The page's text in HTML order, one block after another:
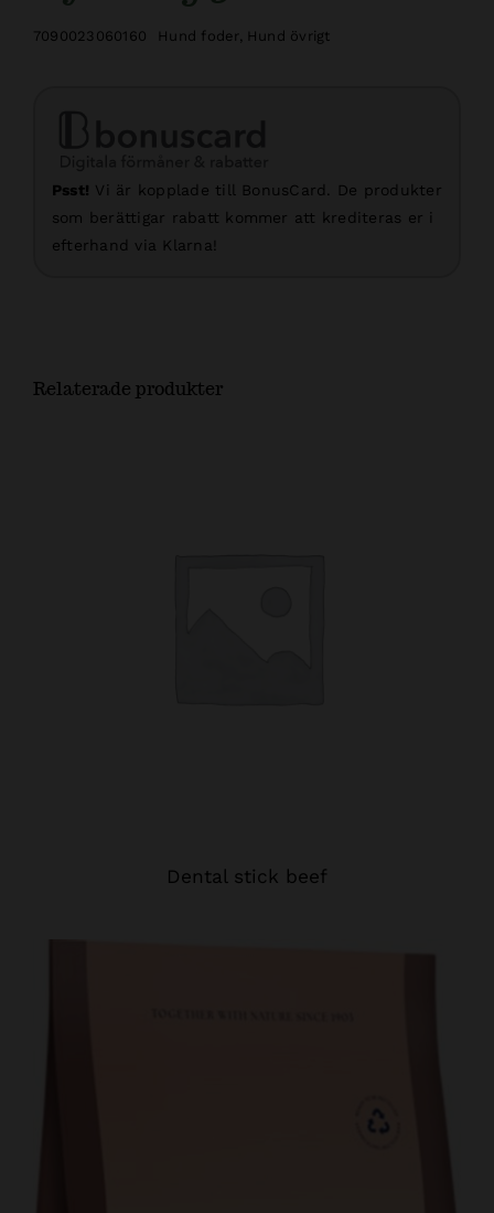
7090023060160 Hund foder , Hund övrigt
Psst! Vi är kopplade till BonusCard. De produkter
som berättigar rabatt kommer att krediteras er i
efterhand via Klarna!
Relaterade produkter
Dental stick beef